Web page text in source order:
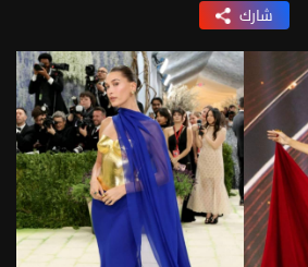
شارك